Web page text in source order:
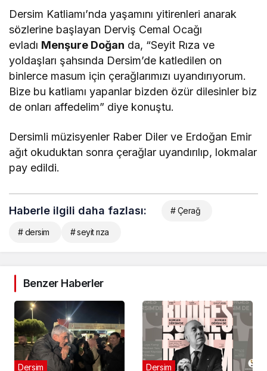
Dersim Katliamı’nda yaşamını yitirenleri anarak
sözlerine başlayan Derviş Cemal Ocağı
evladı Menşure Doğan da, “Seyit Rıza ve
yoldaşları şahsında Dersim’de katledilen on
binlerce masum için çerağlarımızı uyandırıyorum.
Bize bu katliamı yapanlar bizden özür dilesinler biz
de onları affedelim” diye konuştu.
Dersimli müzisyenler Raber Diler ve Erdoğan Emir
ağıt okuduktan sonra çerağlar uyandırılıp, lokmalar
pay edildi.
Haberle ilgili daha fazlası: # Çerağ
# dersim # seyit rıza
Benzer Haberler
Dersim Dersim